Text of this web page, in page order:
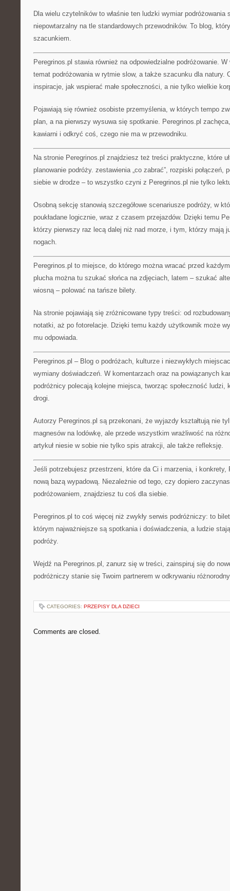
Dla wielu czytelników to właśnie ten ludzki wymiar podróżowania
niepowtarzalny na tle standardowych przewodników. To blog,
szacunkiem.
Peregrinos.pl stawia również na odpowiedzialne podróżowanie.
temat podróżowania w rytmie slow, a także szacunku dla natury.
inspiracje, jak wspierać małe społeczności, a nie tylko wielkie
Pojawiają się również osobiste przemyślenia, w których tempo
plan, a na pierwszy wysuwa się spotkanie. Peregrinos.pl
kawiarni i odkryć coś, czego nie ma w przewodniku.
Na stronie Peregrinos.pl znajdziesz też treści praktyczne, które
planowanie podróży. zestawienia „co zabrać”, rozpiski połączeń,
siebie w drodze – to wszystko czyni z Peregrinos.pl nie tylko
Osobną sekcję stanowią szczegółowe scenariusze podróży, w
poukładane logicznie, wraz z czasem przejazdów. Dzięki temu
którzy pierwszy raz lecą dalej niż nad morze, i tym, którzy mają
nogach.
Peregrinos.pl to miejsce, do którego można wracać przed
plucha można tu szukać słońca na zdjęciach, latem – szukać
wiosną – polować na tańsze bilety.
Na stronie pojawiają się zróżnicowane typy treści: od
notatki, aż po fotorelacje. Dzięki temu każdy użytkownik może
mu odpowiada.
Peregrinos.pl – Blog o podróżach, kulturze i niezwykłych
wymiany doświadczeń. W komentarzach oraz na powiązanych
podróżnicy polecają kolejne miejsca, tworząc społeczność ludzi,
drogi.
Autorzy Peregrinos.pl są przekonani, że wyjazdy kształtują nie
magnesów na lodówkę, ale przede wszystkim wrażliwość na
artykuł niesie w sobie nie tylko spis atrakcji, ale także refleksję.
Jeśli potrzebujesz przestrzeni, które da Ci i marzenia, i konkrety,
nową bazą wypadową. Niezależnie od tego, czy dopiero
podróżowaniem, znajdziesz tu coś dla siebie.
Peregrinos.pl to coś więcej niż zwykły serwis podróżniczy: to
którym najważniejsze są spotkania i doświadczenia, a ludzie
podróży.
Wejdź na Peregrinos.pl, zanurz się w treści, zainspiruj się do
podróżniczy stanie się Twoim partnerem w odkrywaniu
CATEGORIES: PRZEPISY DLA DZIECI
Comments are closed.